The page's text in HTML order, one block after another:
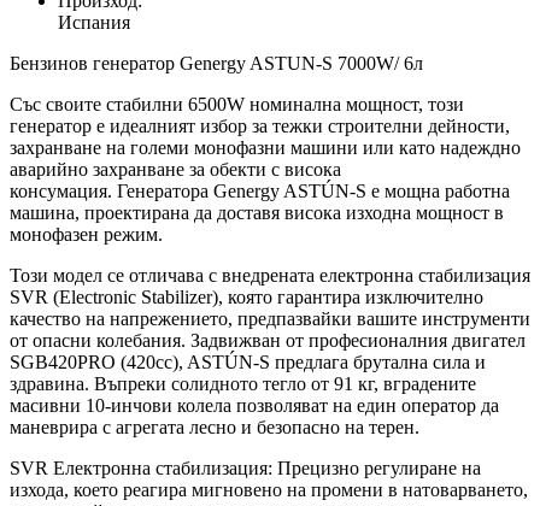
Испания
Бензинов генератор Genergy ASTUN-S 7000W/ 6л
Със своите стабилни 6500W номинална мощност, този
генератор е идеалният избор за тежки строителни дейности,
захранване на големи монофазни машини или като надеждно
аварийно захранване за обекти с висока
консумация. Генератора Genergy ASTÚN-S е мощна работна
машина, проектирана да доставя висока изходна мощност в
монофазен режим.
Този модел се отличава с внедрената електронна стабилизация
SVR (Electronic Stabilizer), която гарантира изключително
качество на напрежението, предпазвайки вашите инструменти
от опасни колебания. Задвижван от професионалния двигател
SGB420PRO (420cc), ASTÚN-S предлага брутална сила и
здравина. Въпреки солидното тегло от 91 кг, вградените
масивни 10-инчови колела позволяват на един оператор да
маневрира с агрегата лесно и безопасно на терен.
SVR Електронна стабилизация: Прецизно регулиране на
изхода, което реагира мигновено на промени в натоварването,